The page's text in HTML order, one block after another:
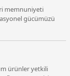
memnuniyeti
gücümüzü
ürünler yetkili